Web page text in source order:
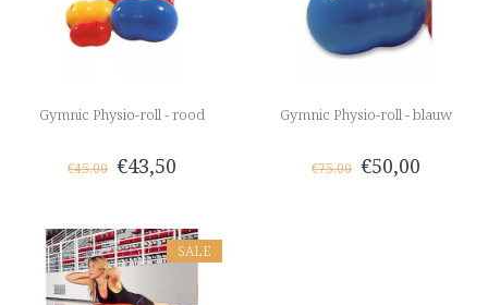
Gymnic Physio-roll - rood
€45,00 €43,50
Gymnic Physio-roll - blauw
€75,00 €50,00
SALE